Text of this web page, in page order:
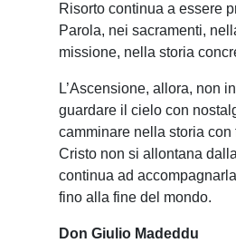
Risorto continua a essere
Parola, nei sacramenti,
missione, nella storia
L’Ascensione, allora, non
guardare il cielo con
camminare nella storia
Cristo non si allontana
continua ad
fino alla fine del mondo.
Don Giulio Madeddu